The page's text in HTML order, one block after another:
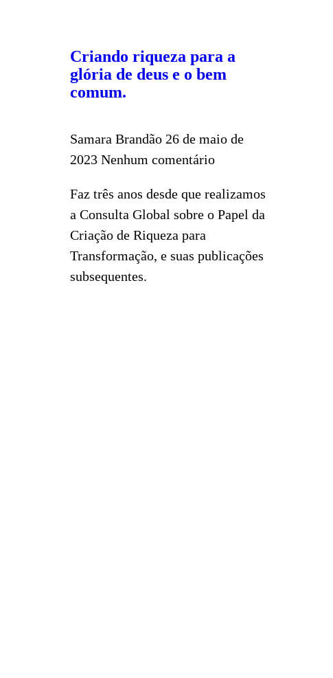
Criando riqueza para a
glória de deus e o bem
comum.
Samara Brandão 26 de maio de
2023 Nenhum comentário
Faz três anos desde que realizamos
a Consulta Global sobre o Papel da
Criação de Riqueza para
Transformação, e suas publicações
subsequentes.